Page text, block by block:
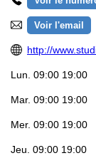
Voir l'email
http://
Lun. 09:00 19:00
Mar. 09:00 19:00
Mer. 09:00 19:00
Jeu. 09:00 19:00